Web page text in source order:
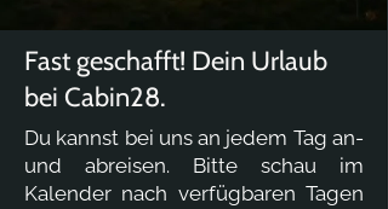
Fast geschafft! Dein Urlaub
bei Cabin28.
Du kannst bei uns an jedem Tag an-
und abreisen. Bitte schau im
Kalender nach verfügbaren Tagen